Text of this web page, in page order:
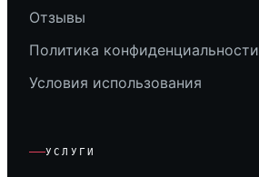
Отзывы
Политика конфиденциальности
Условия использования
УСЛУГИ